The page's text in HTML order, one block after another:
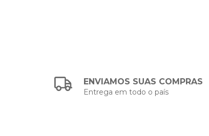
ENVIAMOS SUAS COMPRAS
Entrega em todo o país